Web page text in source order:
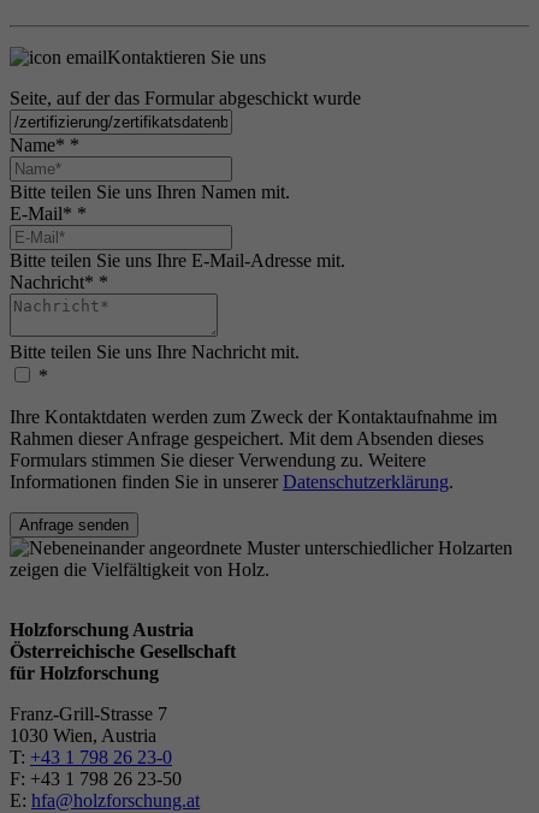
Kontaktieren Sie uns
Seite, auf der das Formular abgeschickt wurde
Name* *
Bitte teilen Sie uns Ihren Namen mit.
E-Mail* *
Bitte teilen Sie uns Ihre E-Mail-Adresse mit.
Nachricht* *
Bitte teilen Sie uns Ihre Nachricht mit.
*
Ihre Kontaktdaten werden zum Zweck der Kontaktaufnahme im
Rahmen dieser Anfrage gespeichert. Mit dem Absenden dieses
Formulars stimmen Sie dieser Verwendung zu. Weitere
Informationen finden Sie in unserer Datenschutzerklärung.
Anfrage senden
Holzforschung Austria
Österreichische Gesellschaft
für Holzforschung
Franz-Grill-Strasse 7
1030 Wien, Austria
T: +43 1 798 26 23-0
​​F: +43 1 798 26 23-50
E: hfa@holzforschung.at